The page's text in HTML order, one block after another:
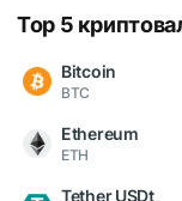
Top 5
Bitcoin
BTC
Ethereum
ETH
Tether USDt